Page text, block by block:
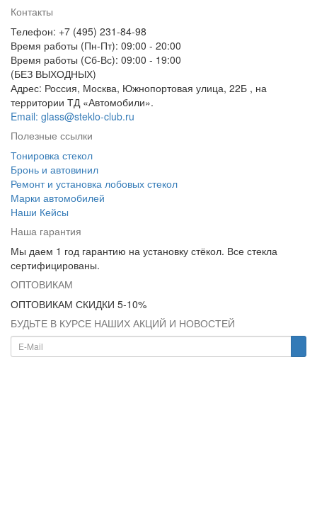
Контакты
Телефон: +7 (495) 231-84-98
Время работы (Пн-Пт): 09:00 - 20:00
Время работы (Сб-Вс): 09:00 - 19:00
(БЕЗ ВЫХОДНЫХ)
Адрес: Россия, Москва, Южнопортовая улица, 22Б , на
территории ТД «Автомобили».
Email: glass@steklo-club.ru
Полезные ссылки
Тонировка стекол
Бронь и автовинил
Ремонт и установка лобовых стекол
Марки автомобилей
Наши Кейсы
Наша гарантия
Мы даем 1 год гарантию на установку стёкол. Все стекла
сертифицированы.
ОПТОВИКАМ
ОПТОВИКАМ СКИДКИ 5-10%
БУДЬТЕ В КУРСЕ НАШИХ АКЦИЙ И НОВОСТЕЙ